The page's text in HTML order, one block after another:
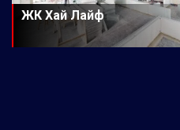
ЖК Хай Лайф